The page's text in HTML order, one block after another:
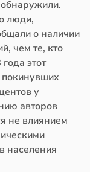
люди,
о наличии
чем те, кто
этот
покинувших
у
авторов
не влиянием
населения